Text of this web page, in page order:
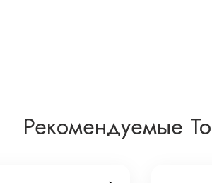
Рекомендуемые